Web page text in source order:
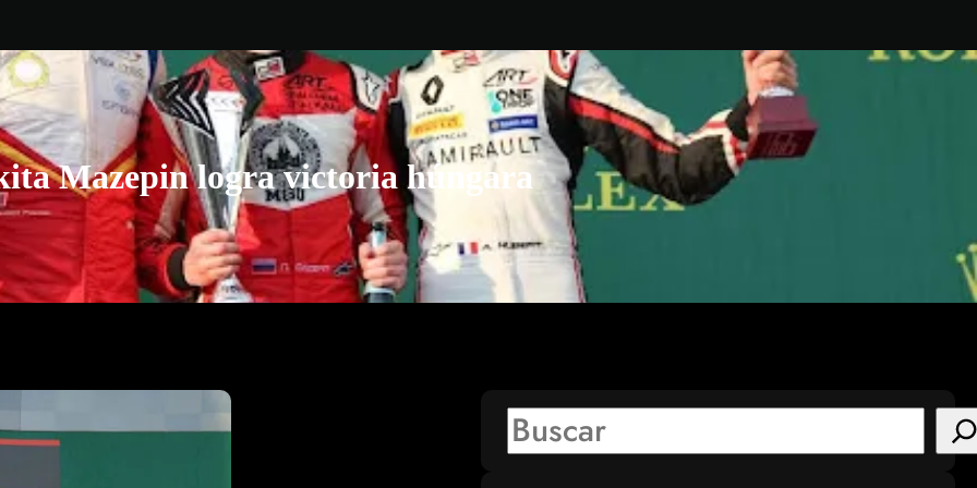
Mazepin logra victoria húngara
S